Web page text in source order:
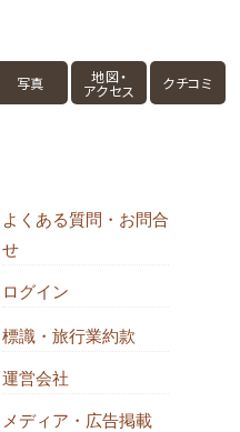
写真 地図・
アクセス クチコミ
よくある質問・お問合
せ
ログイン
標識・旅行業約款
運営会社
メディア・広告掲載